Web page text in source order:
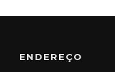
ENDEREÇO